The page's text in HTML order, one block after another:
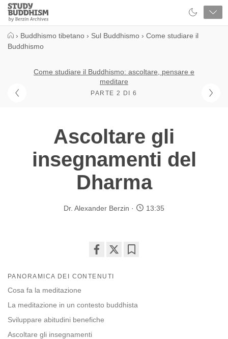
Close
Study
Buddhism
› Buddhismo tibetano › Sul Buddhismo › Come studiare il
Buddhismo
Come studiare il Buddhismo: ascoltare, pensare e
meditare
PARTE 2 DI 6
Ascoltare gli
insegnamenti del
Dharma
Dr. Alexander Berzin 13:35
on
PANORAMICA DEI CONTENUTI
Cosa fa la meditazione
La meditazione in un contesto buddhista
Sviluppare abitudini benefiche
Ascoltare gli insegnamenti